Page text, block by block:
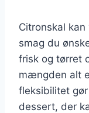
Citronskal
smag du
frisk og tørret
mængden alt
fleksibilitet
dessert, der